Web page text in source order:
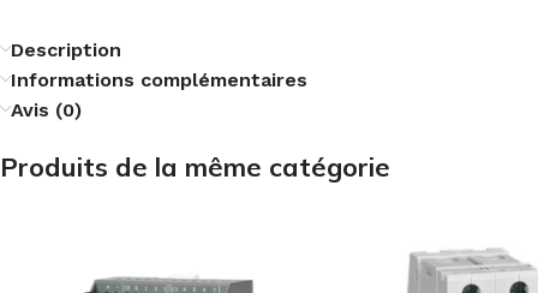
Description
Informations complémentaires
Avis (0)
Produits de la même catégorie